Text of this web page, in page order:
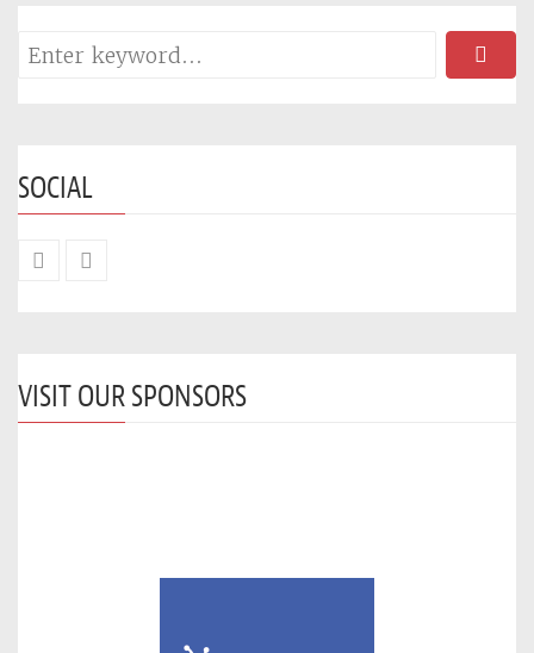
SOCIAL
VISIT OUR SPONSORS